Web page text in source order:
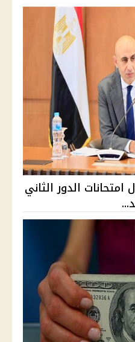
الدور الثاني